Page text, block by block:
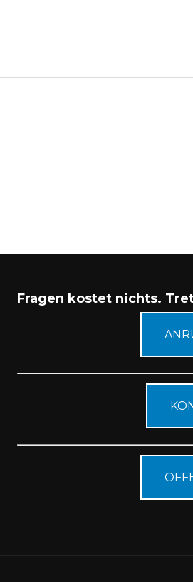
Fragen kostet nichts.